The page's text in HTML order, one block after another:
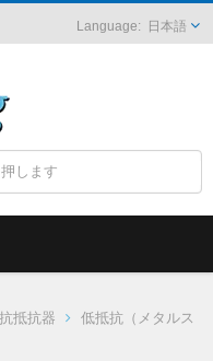
日本語
抵抗器
低抵抗（メタルス